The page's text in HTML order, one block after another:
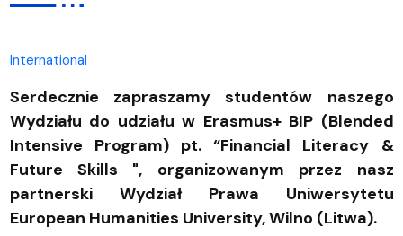
International
Serdecznie zapraszamy studentów naszego
Wydziału do udziału w Erasmus+ BIP (Blended
Intensive Program) pt. “Financial Literacy &
Future Skills ", organizowanym przez nasz
partnerski Wydział Prawa Uniwersytetu
European Humanities University, Wilno (Litwa).